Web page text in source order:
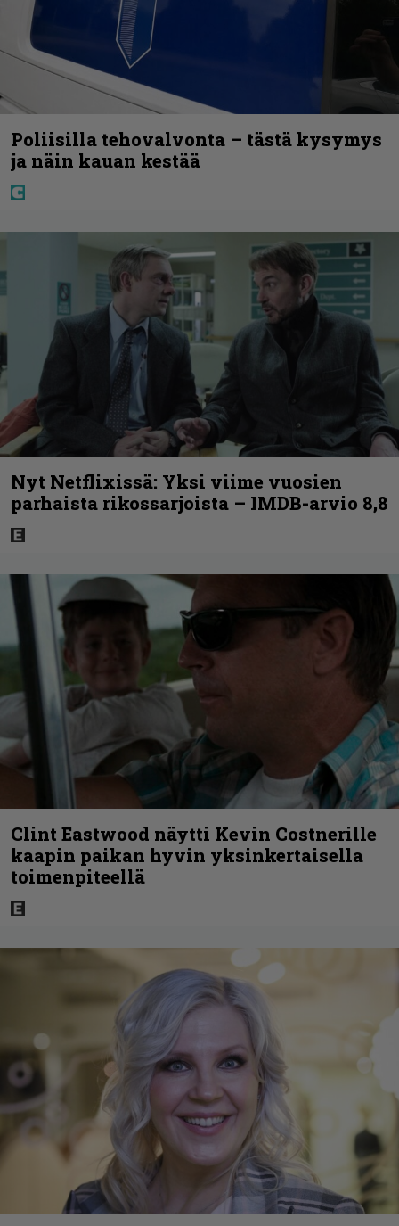
Poliisilla tehovalvonta – tästä kysymys
ja näin kauan kestää
Nyt Netflixissä: Yksi viime vuosien
parhaista rikossarjoista – IMDB-arvio 8,8
Clint Eastwood näytti Kevin Costnerille
kaapin paikan hyvin yksinkertaisella
toimenpiteellä